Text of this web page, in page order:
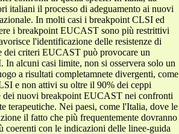
italiani il processo di adeguamento ai nuovi
In molti casi i breakpoint CLSI ed
i breakpoint EUCAST sono più restrittivi
l'identificazione delle resistenze di
dei criteri EUCAST può provocare un
alcuni casi limite, non si osservera solo un
a risultati completamnete divergenti, come
e non attivi su oltre il 90% dei ceppi
dei nuovi breakpoint EUCAST nei confronti
terapeutiche. Nei paesi, come l'Italia, dove le
il fatto che più frequentemente dovranno
con le indicazioni delle linee-guida